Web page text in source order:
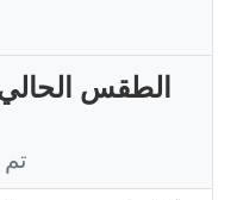
الطقس
تم